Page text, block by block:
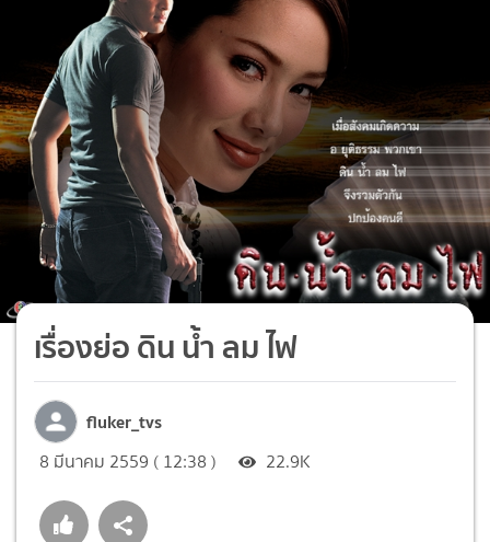
เรื่องย่อ ดิน น้ำ ลม ไฟ
fluker_tvs
8 มีนาคม 2559 ( 12:38 ) 22.9K